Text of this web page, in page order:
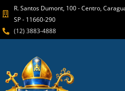
R. Santos Dumont, 100 - Centro,
SP - 11660-290
(12) 3883-4888